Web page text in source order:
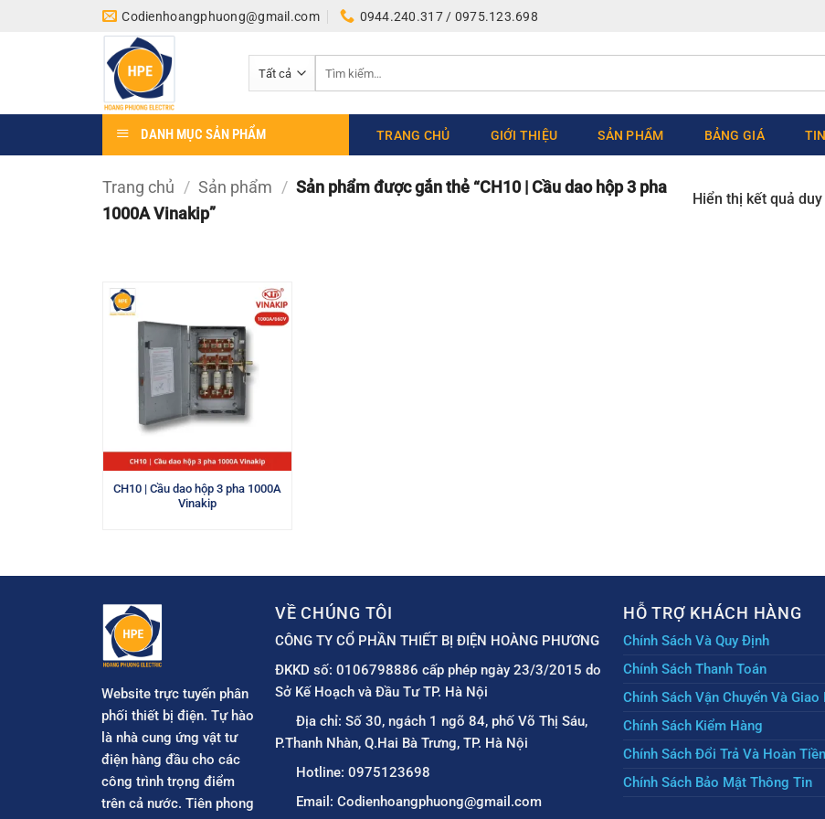
Codienhoangphuong@gmail.com 0944.240.317 / 0975.123.698
kiếm:
DANH MỤC SẢN PHẨM TRANG CHỦ GIỚI THIỆU SẢN PHẨM BẢNG GIÁ
Trang chủ / Sản phẩm / Sản phẩm được gắn thẻ “CH10 | Cầu dao hộp 3 pha
1000A Vinakip”
Hiển thị kết quả
CH10 | Cầu dao hộp 3 pha 1000A
Vinakip
Website trực tuyến phân
phối thiết bị điện. Tự hào
là nhà cung ứng vật tư
điện hàng đầu cho các
công trình trọng điểm
trên cả nước. Tiên phong
VỀ CHÚNG TÔI
CÔNG TY CỔ PHẦN THIẾT BỊ ĐIỆN HOÀNG PHƯƠNG
ĐKKD số: 0106798886 cấp phép ngày 23/3/2015 do
Sở Kế Hoạch và Đầu Tư TP. Hà Nội
Địa chỉ: Số 30, ngách 1 ngõ 84, phố Võ Thị Sáu,
P.Thanh Nhàn, Q.Hai Bà Trưng, TP. Hà Nội
Hotline: 0975123698
Email: Codienhoangphuong@gmail.com
HỖ TRỢ KHÁCH HÀNG
Chính Sách Và Quy Định
Chính Sách Thanh Toán
Chính Sách Vận Chuyển Và Giao
Chính Sách Kiểm Hàng
Chính Sách Đổi Trả Và Hoàn Tiền
Chính Sách Bảo Mật Thông Tin